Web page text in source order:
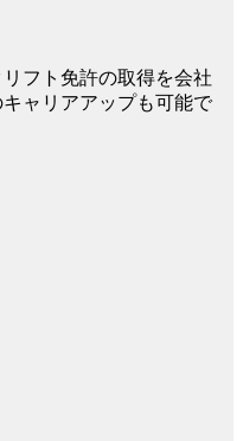
フト免許の取得を会社
ャリアアップも可能で